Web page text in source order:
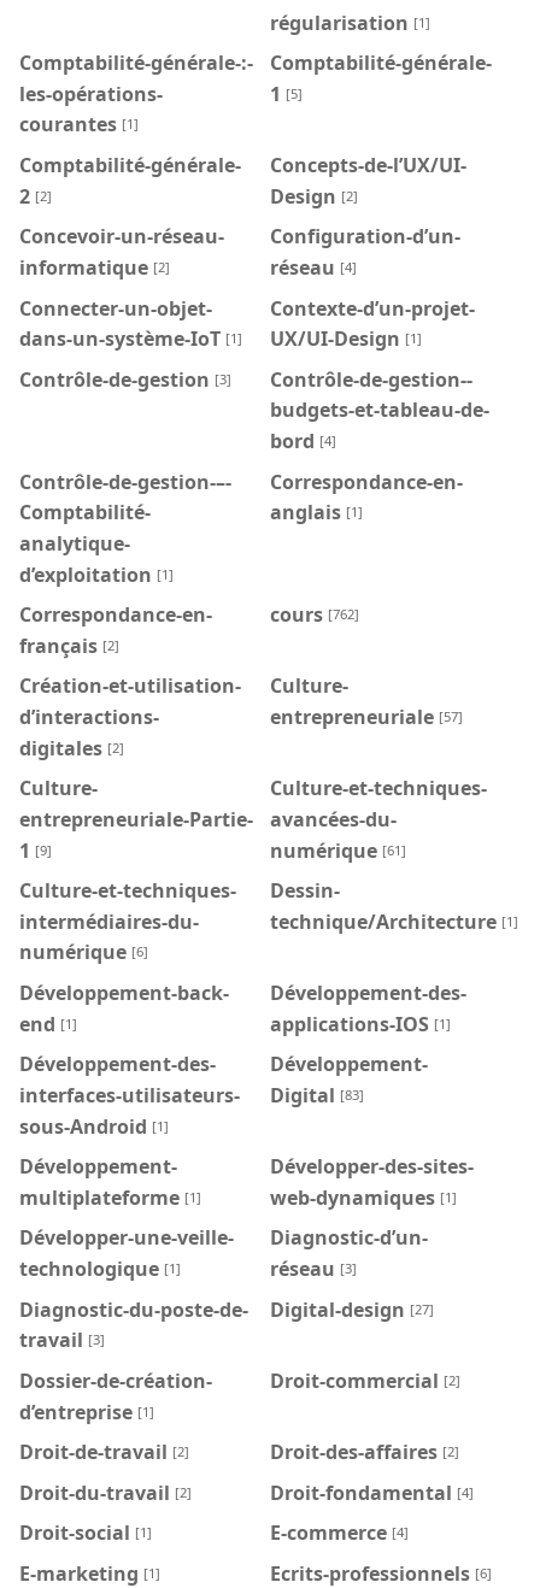
régularisation [1]
Comptabilité-générale-:-
les-opérations-
courantes [1]
Comptabilité-générale-
1 [5]
Comptabilité-générale-
2 [2]
Concepts-de-l’UX/UI-
Design [2]
Concevoir-un-réseau-
informatique [2]
Configuration-d’un-
réseau [4]
Connecter-un-objet-
dans-un-système-IoT [1]
Contexte-d’un-projet-
UX/UI-Design [1]
Contrôle-de-gestion [3]
Contrôle-de-gestion--
budgets-et-tableau-de-
bord [4]
Contrôle-de-gestion-–-
Comptabilité-
analytique-
d’exploitation [1]
Correspondance-en-
anglais [1]
Correspondance-en-
français [2]
cours [762]
Création-et-utilisation-
d’interactions-
digitales [2]
Culture-
entrepreneuriale [57]
Culture-
entrepreneuriale-Partie-
1 [9]
Culture-et-techniques-
avancées-du-
numérique [61]
Culture-et-techniques-
intermédiaires-du-
numérique [6]
Dessin-
technique/Architecture [1]
Développement-back-
end [1]
Développement-des-
applications-IOS [1]
Développement-des-
interfaces-utilisateurs-
sous-Android [1]
Développement-
Digital [83]
Développement-
multiplateforme [1]
Développer-des-sites-
web-dynamiques [1]
Développer-une-veille-
technologique [1]
Diagnostic-d’un-
réseau [3]
Diagnostic-du-poste-de-
travail [3]
Digital-design [27]
Dossier-de-création-
d’entreprise [1]
Droit-commercial [2]
Droit-de-travail [2] Droit-des-affaires [2]
Droit-du-travail [2] Droit-fondamental [4]
Droit-social [1] E-commerce [4]
E-marketing [1] Ecrits-professionnels [6]